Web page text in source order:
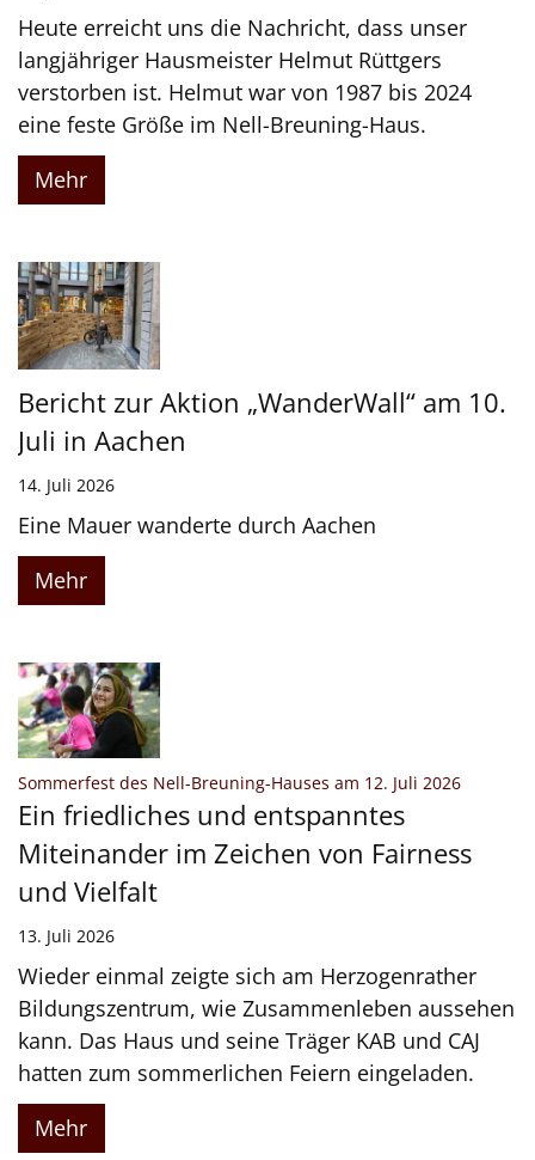
Heute erreicht uns die Nachricht, dass unser
langjähriger Hausmeister Helmut Rüttgers
verstorben ist. Helmut war von 1987 bis 2024
eine feste Größe im Nell-Breuning-Haus.
Mehr
Bericht zur Aktion „WanderWall“ am 10.
Juli in Aachen
14. Juli 2026
Eine Mauer wanderte durch Aachen
Mehr
Sommerfest des Nell-Breuning-Hauses am 12. Juli 2026:
Ein friedliches und entspanntes
Miteinander im Zeichen von Fairness
und Vielfalt
13. Juli 2026
Wieder einmal zeigte sich am Herzogenrather
Bildungszentrum, wie Zusammenleben aussehen
kann. Das Haus und seine Träger KAB und CAJ
hatten zum sommerlichen Feiern eingeladen.
Mehr